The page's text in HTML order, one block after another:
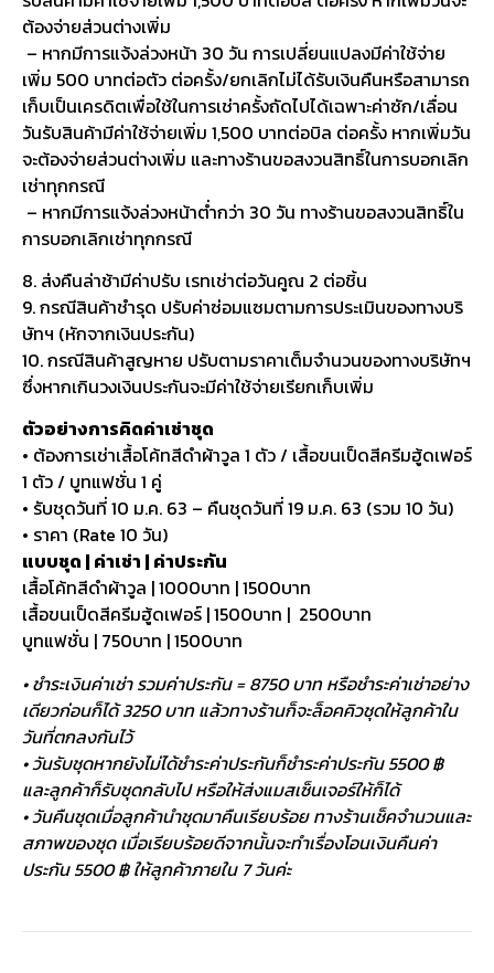
ต้องจ่ายส่วนต่างเพิ่ม
– หากมีการแจ้งล่วงหน้า 30 วัน การเปลี่ยนแปลงมีค่าใช้จ่าย
เพิ่ม 500 บาทต่อตัว ต่อครั้ง/ยกเลิกไม่ได้รับเงินคืนหรือสามารถ
เก็บเป็นเครดิตเพื่อใช้ในการเช่าครั้งถัดไปได้เฉพาะค่าซัก/เลื่อน
วันรับสินค้ามีค่าใช้จ่ายเพิ่ม 1,500 บาทต่อบิล ต่อครั้ง หากเพิ่มวัน
จะต้องจ่ายส่วนต่างเพิ่ม และทางร้านขอสงวนสิทธิ์ในการบอกเลิก
เช่าทุกกรณี
– หากมีการแจ้งล่วงหน้าต่ำกว่า 30 วัน ทางร้านขอสงวนสิทธิ์ใน
การบอกเลิกเช่าทุกกรณี
8. ส่งคืนล่าช้ามีค่าปรับ เรทเช่าต่อวันคูณ 2 ต่อชิ้น
9. กรณีสินค้าชำรุด ปรับค่าซ่อมแซมตามการประเมินของทางบริ
ษัทฯ (หักจากเงินประกัน)
10. กรณีสินค้าสูญหาย ปรับตามราคาเต็มจำนวนของทางบริษัทฯ
ซึ่งหากเกินวงเงินประกันจะมีค่าใช้จ่ายเรียกเก็บเพิ่ม
ตัวอย่างการคิดค่าเช่าชุด
• ต้องการเช่าเสื้อโค้ทสีดำผ้าวูล 1 ตัว / เสื้อขนเป็ดสีครีมฮู้ดเฟอร์
1 ตัว / บูทแฟชั่น 1 คู่
• รับชุดวันที่ 10 ม.ค. 63 – คืนชุดวันที่ 19 ม.ค. 63 (รวม 10 วัน)
• ราคา (Rate 10 วัน)
แบบชุด | ค่าเช่า | ค่าประกัน
เสื้อโค้ทสีดำผ้าวูล | 1000บาท | 1500บาท
เสื้อขนเป็ดสีครีมฮู้ดเฟอร์ | 1500บาท | 2500บาท
บูทแฟชั่น | 750บาท | 1500บาท
• ชำระเงินค่าเช่า รวมค่าประกัน = 8750 บาท หรือชำระค่าเช่าอย่าง
เดียวก่อนก็ได้ 3250 บาท แล้วทางร้านก็จะล็อคคิวชุดให้ลูกค้าใน
วันที่ตกลงกันไว้
• วันรับชุดหากยังไม่ได้ชำระค่าประกันก็ชำระค่าประกัน 5500 ฿
และลูกค้าก็รับชุดกลับไป หรือให้ส่งแมสเซ็นเจอร์ให้ก็ได้
• วันคืนชุดเมื่อลูกค้านำชุดมาคืนเรียบร้อย ทางร้านเช็คจำนวนและ
สภาพของชุด เมื่อเรียบร้อยดีจากนั้นจะทำเรื่องโอนเงินคืนค่า
ประกัน 5500 ฿ ให้ลูกค้าภายใน 7 วันค่ะ